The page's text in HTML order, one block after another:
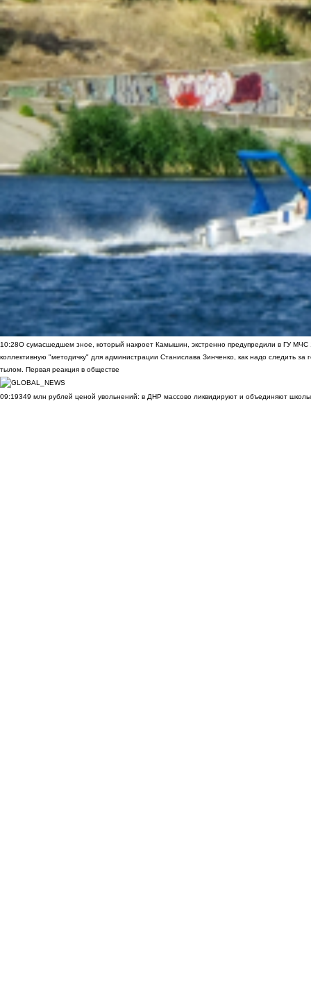
10:28О сумасшедшем зное, который накроет Камышин, экстренно предупредили в ГУ МЧС
коллективную "методичку" для администрации Станислава Зинченко, как надо следить за
тылом. Первая реакция в обществе
09:19349 млн рублей ценой увольнений: в ДНР массово ликвидируют и объединяют